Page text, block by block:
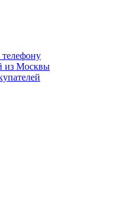
телефону
из Москвы